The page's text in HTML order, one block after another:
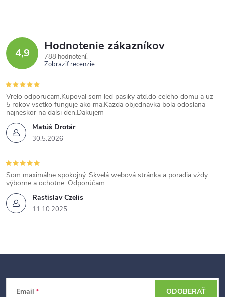
4,9 Hodnotenie zákazníkov
788 hodnotení
Zobraziť recenzie
Matúš Drotár
30.5.2026
Vrelo odporucam.Kupoval som led pasiky atd.do celeho domu a uz
5 rokov vsetko funguje ako ma.Kazda objednavka bola odoslana
najneskor na dalsi den.Dakujem
Rastislav Czelis
11.10.2025
Som maximálne spokojný. Skvelá webová stránka a poradia vždy
výborne a ochotne. Odporúčam.
Email ODOBERAŤ